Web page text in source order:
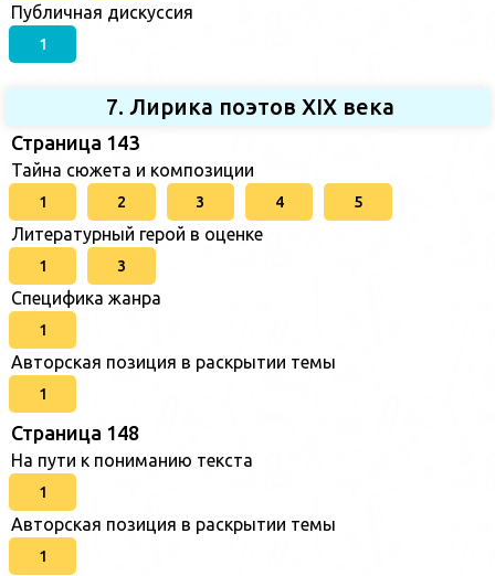
Публичная дискуссия
1
7. Лирика поэтов XIX века
Страница 143
Тайна сюжета и композиции
1 2 3 4 5
Литературный герой в оценке
1 3
Специфика жанра
1
Авторская позиция в раскрытии темы
1
Страница 148
На пути к пониманию текста
1
Авторская позиция в раскрытии темы
1